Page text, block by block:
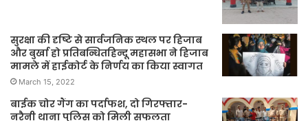
सुरक्षा की दृष्टि से सार्वजनिक स्थल पर हिजाब
और बुर्खा हो प्रतिबन्धितहिन्दू महासभा ने हिजाब
मामले में हाईकोर्ट के निर्णय का किया स्वागत
March 15, 2022
बाईक चोर गैंग का पर्दाफश, दो गिरफ्तार-
नरैनी थाना पुलिस को मिली सफलता